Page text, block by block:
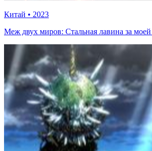
Китай • 2023
Меж двух миров: Стальная лавина за